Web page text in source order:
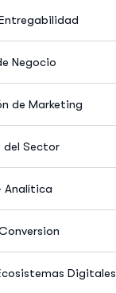
Negocio
de Marketing
del Sector
Analítica
Digitales